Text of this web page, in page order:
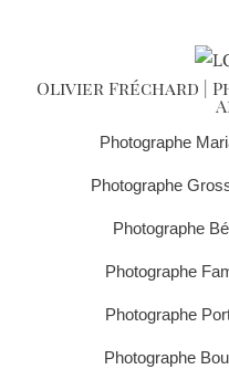
Olivier Fréchard |
Photographe
Photographe
Photographe
Photographe
Photographe
Photographe